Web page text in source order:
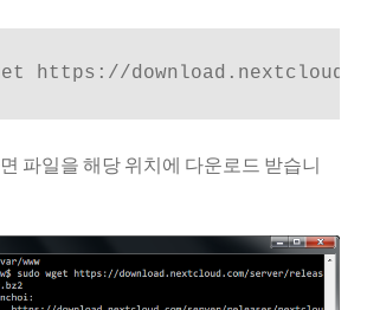
https://
파일을 해당 위치에 다운로드 받습니